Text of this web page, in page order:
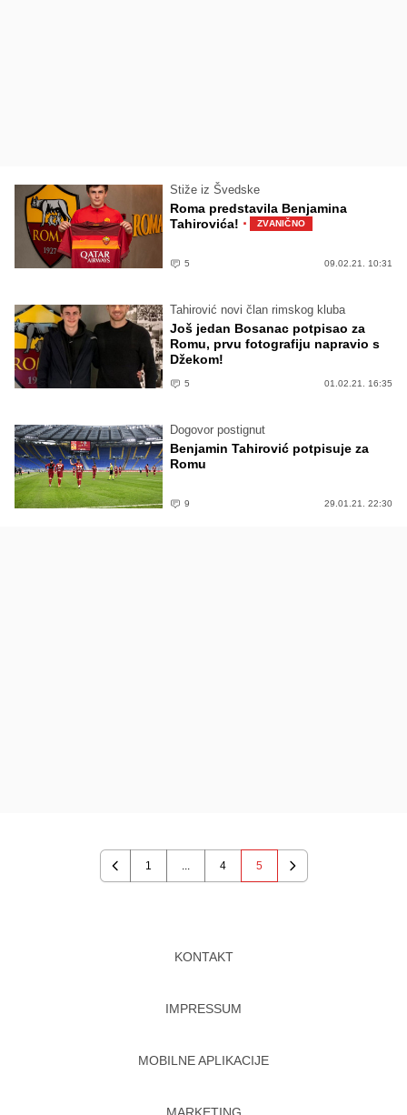
Stiže iz Švedske
Roma predstavila Benjamina
Tahirovića! · ZVANIČNO
5 09.02.21. 10:31
Tahirović novi član rimskog kluba
Još jedan Bosanac potpisao za
Romu, prvu fotografiju napravio s
Džekom!
5 01.02.21. 16:35
Dogovor postignut
Benjamin Tahirović potpisuje za
Romu
9 29.01.21. 22:30
Previous
1 ... 4 5
Next
KONTAKT
IMPRESSUM
MOBILNE APLIKACIJE